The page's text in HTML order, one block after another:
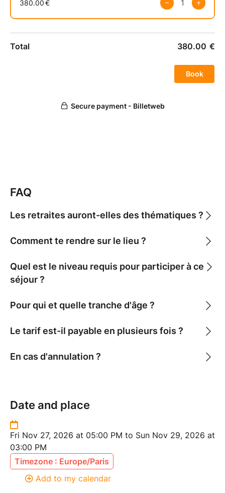
FAQ
Les retraites auront-elles des thématiques ?
Comment te rendre sur le lieu ?
Quel est le niveau requis pour participer à ce
séjour ?
Pour qui et quelle tranche d'âge ?
Le tarif est-il payable en plusieurs fois ?
En cas d'annulation ?
Date and place
Fri Nov 27, 2026 at 05:00 PM to Sun Nov 29, 2026 at
03:00 PM
Timezone : Europe/Paris
Add to my calendar